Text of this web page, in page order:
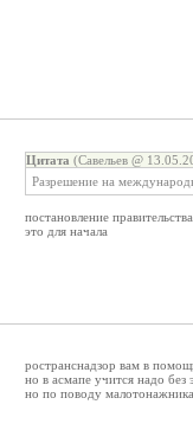
Цитата (Савельев @
Разрешение на
постановление
это для начала
ространснадзор вам в
но в асмапе учится надо без
но по поводу